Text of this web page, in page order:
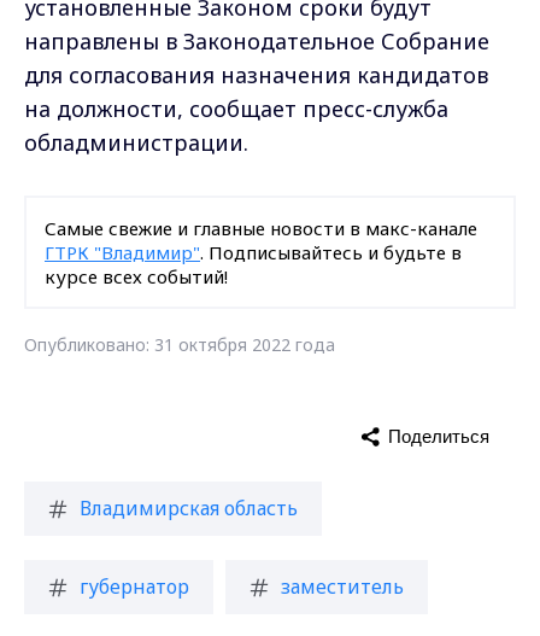
установленные Законом сроки будут
направлены в Законодательное Собрание
для согласования назначения кандидатов
на должности, сообщает пресс-служба
обладминистрации.
Самые свежие и главные новости в макс-канале
ГТРК "Владимир". Подписывайтесь и будьте в
курсе всех событий!
Опубликовано: 31 октября 2022 года
Владимирская область
губернатор заместитель
Поделиться